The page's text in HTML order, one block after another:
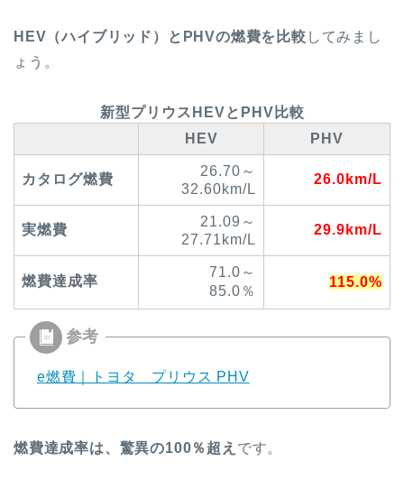
HEV（ハイブリッド）とPHVの燃費を比較 してみまし
ょう。
新型プリウスHEVとPHV比較
HEV
PHV
カタログ燃費
26.70～
32.60km/L
26.0km/L
実燃費
21.09～
27.71km/L
29.9km/L
燃費達成率
71.0～
85.0％
115.0%
e燃費｜トヨタ プリウス PHV
燃費達成率は、驚異の100％超え です。